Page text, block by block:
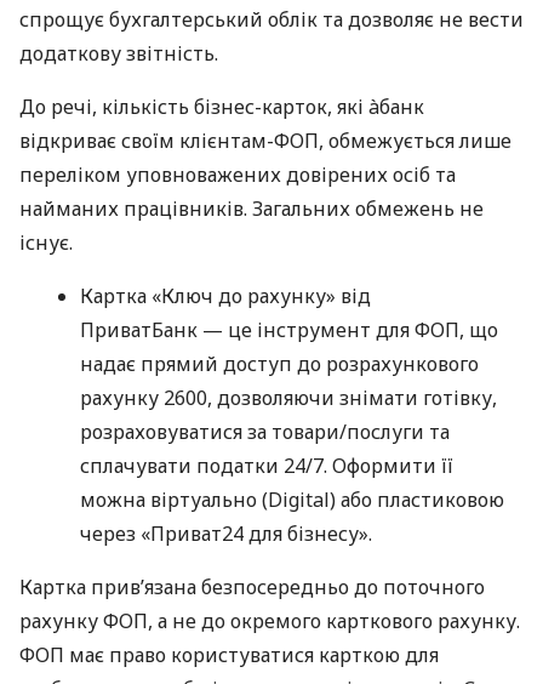
спрощує бухгалтерський облік та дозволяє не вести
додаткову звітність.
До речі, кількість бізнес-карток, які àбанк
відкриває своїм клієнтам-ФОП, обмежується лише
переліком уповноважених довірених осіб та
найманих працівників. Загальних обмежень не
існує.
Картка «Ключ до рахунку» від
ПриватБанк — це інструмент для ФОП, що
надає прямий доступ до розрахункового
рахунку 2600, дозволяючи знімати готівку,
розраховуватися за товари/послуги та
сплачувати податки 24/7. Оформити її
можна віртуально (Digital) або пластиковою
через «Приват24 для бізнесу».
Картка прив’язана безпосередньо до поточного
рахунку ФОП, а не до окремого карткового рахунку.
ФОП має право користуватися карткою для